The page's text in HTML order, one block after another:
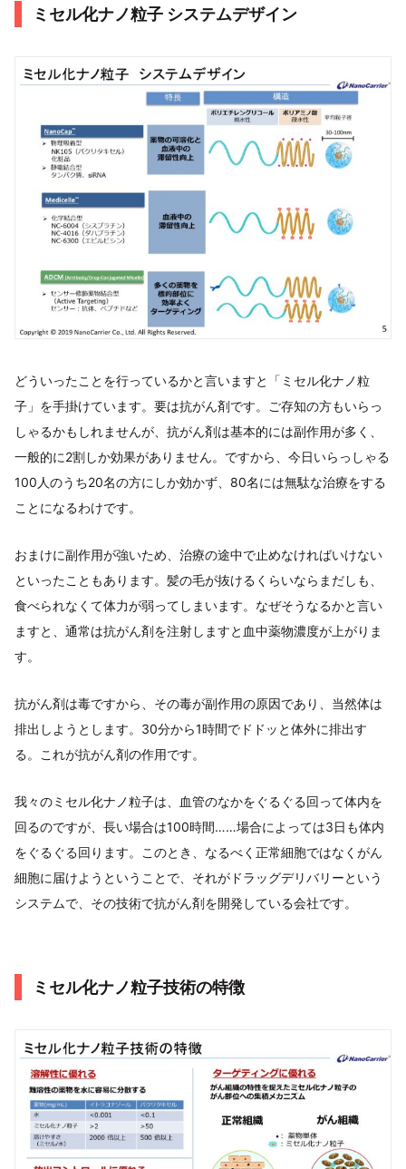
ミセル化ナノ粒子 システムデザイン
どういったことを行っているかと言いますと「ミセル化ナノ粒
子」を手掛けています。要は抗がん剤です。ご存知の方もいらっ
しゃるかもしれませんが、抗がん剤は基本的には副作用が多く、
一般的に2割しか効果がありません。ですから、今日いらっしゃる
100人のうち20名の方にしか効かず、80名には無駄な治療をする
ことになるわけです。
おまけに副作用が強いため、治療の途中で止めなければいけない
といったこともあります。髪の毛が抜けるくらいならまだしも、
食べられなくて体力が弱ってしまいます。なぜそうなるかと言い
ますと、通常は抗がん剤を注射しますと血中薬物濃度が上がりま
す。
抗がん剤は毒ですから、その毒が副作用の原因であり、当然体は
排出しようとします。30分から1時間でドドッと体外に排出す
る。これが抗がん剤の作用です。
我々のミセル化ナノ粒子は、血管のなかをぐるぐる回って体内を
回るのですが、長い場合は100時間……場合によっては3日も体内
をぐるぐる回ります。このとき、なるべく正常細胞ではなくがん
細胞に届けようということで、それがドラッグデリバリーという
システムで、その技術で抗がん剤を開発している会社です。
ミセル化ナノ粒子技術の特徴